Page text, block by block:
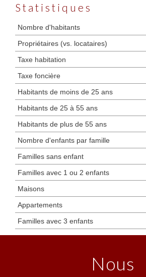
Statistiques
Nombre d'habitants
Propriétaires (vs. locataires)
Taxe habitation
Taxe foncière
Habitants de moins de 25 ans
Habitants de 25 à 55 ans
Habitants de plus de 55 ans
Nombre d'enfants par famille
Familles sans enfant
Familles avec 1 ou 2 enfants
Maisons
Appartements
Familles avec 3 enfants
nous